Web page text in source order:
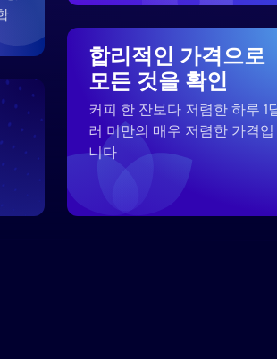
합리적인 가격으로
모든 것을 확인
커피 한 잔보다 저렴한 하루 1
러 미만의 매우 저렴한 가격입
니다